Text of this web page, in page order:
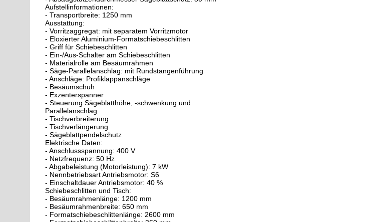
Aufstellinformationen:
- Transportbreite: 1250 mm
Ausstattung:
- Vorritzaggregat: mit separatem Vorritzmotor
- Eloxierter Aluminium-Formatschiebeschlitten
- Griff für Schiebeschlitten
- Ein-/Aus-Schalter am Schiebeschlitten
- Materialrolle am Besäumrahmen
- Säge-Parallelanschlag: mit Rundstangenführung
- Anschläge: Profiklappanschläge
- Besäumschuh
- Exzenterspanner
- Steuerung Sägeblatthöhe, -schwenkung und
Parallelanschlag
- Tischverbreiterung
- Tischverlängerung
- Sägeblattpendelschutz
Elektrische Daten:
- Anschlussspannung: 400 V
- Netzfrequenz: 50 Hz
- Abgabeleistung (Motorleistung): 7 kW
- Nennbetriebsart Antriebsmotor: S6
- Einschaltdauer Antriebsmotor: 40 %
Schiebeschlitten und Tisch:
- Besäumrahmenlänge: 1200 mm
- Besäumrahmenbreite: 650 mm
- Formatschiebeschlittenlänge: 2600 mm